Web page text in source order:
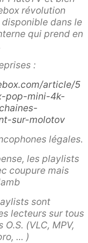
révolution
dans le
qui prend en
:
article/5
pop-mini-4k-
sur-molotov
légales.
les playlists
coupure mais
sont
lecteurs sur tous
(VLC, MPV,
... )